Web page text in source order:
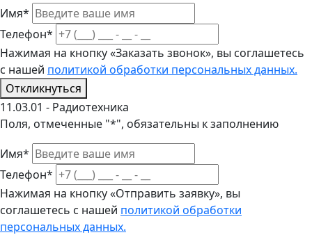
Имя*
Телефон*
Нажимая на кнопку «Заказать звонок», вы соглашетесь
с нашей политикой обработки персональных данных.
Откликнуться
11.03.01 - Радиотехника
Поля, отмеченные "*", обязательны к заполнению
Имя*
Телефон*
Нажимая на кнопку «Отправить заявку», вы
соглашетесь с нашей политикой обработки
персональных данных.